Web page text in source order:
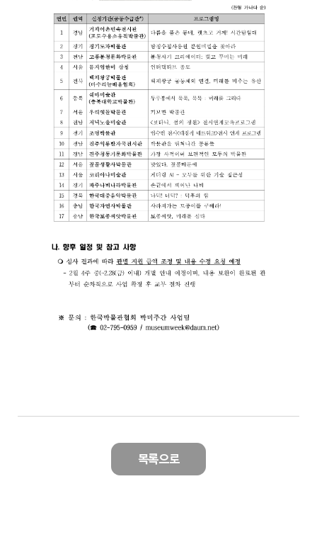
목록으로